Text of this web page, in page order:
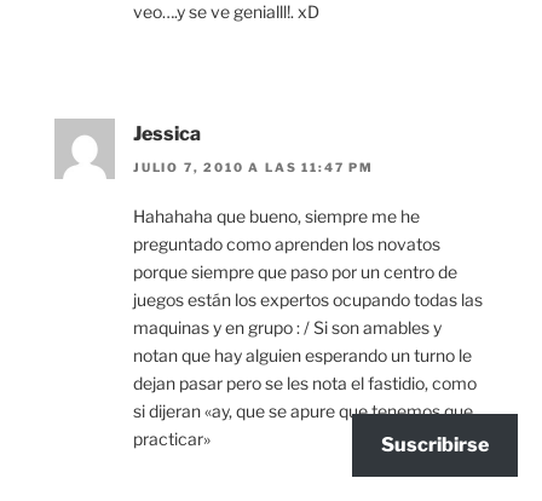
veo….y se ve genialll!. xD
Jessica
JULIO 7, 2010 A LAS 11:47 PM
Hahahaha que bueno, siempre me he
preguntado como aprenden los novatos
porque siempre que paso por un centro de
juegos están los expertos ocupando todas las
maquinas y en grupo : / Si son amables y
notan que hay alguien esperando un turno le
dejan pasar pero se les nota el fastidio, como
si dijeran «ay, que se apure que tenemos que
practicar»
Suscribirse